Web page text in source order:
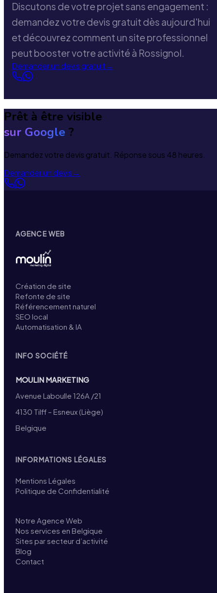
Discutons de votre projet sans engagement :
demandez votre devis gratuit dès aujourd'hui
et découvrez comment un site professionnel
peut booster votre activité à Rossignol.
Demander un devis gratuit→
Prêt à être visible
sur Google ?
Demandez votre devis gratuit. Réponse sous 48 heures.
Demander un devis→
AGENCE WEB
Création de site
Refonte de site
Référencement naturel
SEO local
Automatisation & IA
INFO SOCIÉTÉ
MOULIN MARKETING
Avenue Laboulle 126A /21
4130 Tilff – Esneux (Liège)
Belgique
INFORMATIONS LÉGALES
Mentions Légales
Politique de Confidentialité
Notre Agence Web
Nos services en Belgique
Sites par secteur d’activité
Blog
Contact